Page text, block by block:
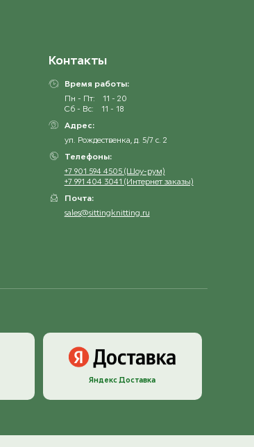
Контакты
Время работы:
Пн - Пт:
11 - 20
Сб - Вс:
11 - 18
Адрес:
ул. Рождественка, д. 5/7 с. 2
Телефоны:
+7 901 594 4505 (Шоу-рум)
+7 991 404 3041 (Интернет заказы)
Почта:
sales@sittingknitting.ru
Яндекс Доставка